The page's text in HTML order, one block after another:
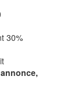
30%